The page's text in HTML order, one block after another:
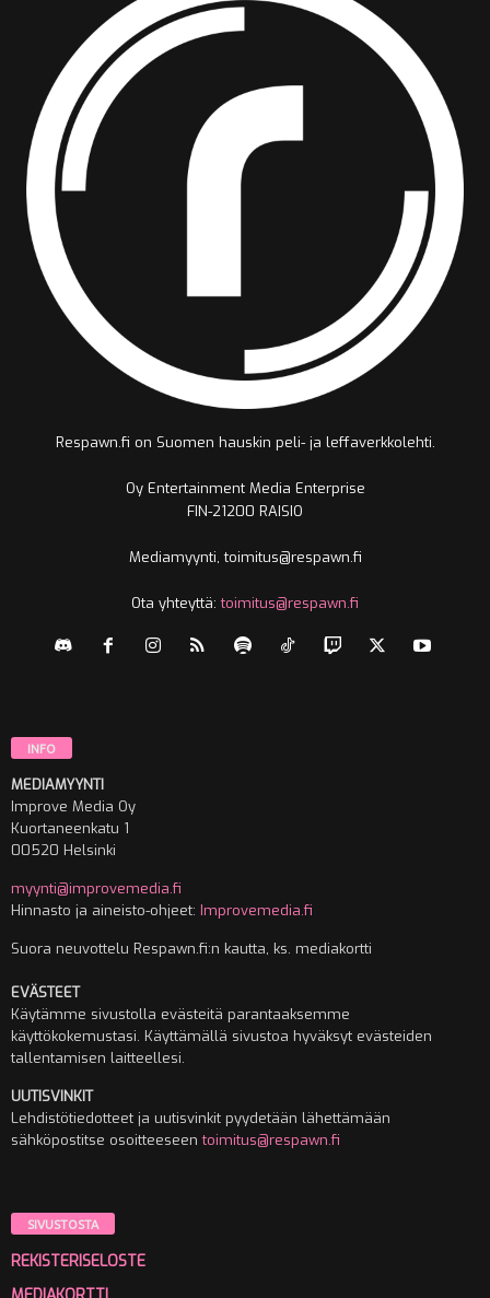
Respawn.fi on Suomen hauskin peli- ja leffaverkkolehti.
Oy Entertainment Media Enterprise
FIN-21200 RAISIO
Mediamyynti, toimitus@respawn.fi
Ota yhteyttä:toimitus@respawn.fi
INFO
MEDIAMYYNTI
Improve Media Oy
Kuortaneenkatu 1
00520 Helsinki
myynti@improvemedia.fi
Hinnasto ja aineisto-ohjeet: Improvemedia.fi
Suora neuvottelu Respawn.fi:n kautta, ks. mediakortti
EVÄSTEET
Käytämme sivustolla evästeitä parantaaksemme
käyttökokemustasi. Käyttämällä sivustoa hyväksyt evästeiden
tallentamisen laitteellesi.
UUTISVINKIT
Lehdistötiedotteet ja uutisvinkit pyydetään lähettämään
sähköpostitse osoitteeseentoimitus@respawn.fi
SIVUSTOSTA
REKISTERISELOSTE